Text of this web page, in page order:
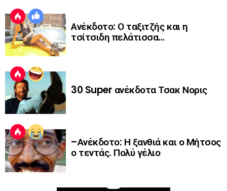
Ανέκδοτο: Ο ταξιτζής και η
τσίτσιδη πελάτισσα…
30 Super ανέκδοτα Τσακ Νορις
–Ανέκδοτο: Η ξανθιά και ο Μήτσος
ο τεντάς. Πολύ γέλιο